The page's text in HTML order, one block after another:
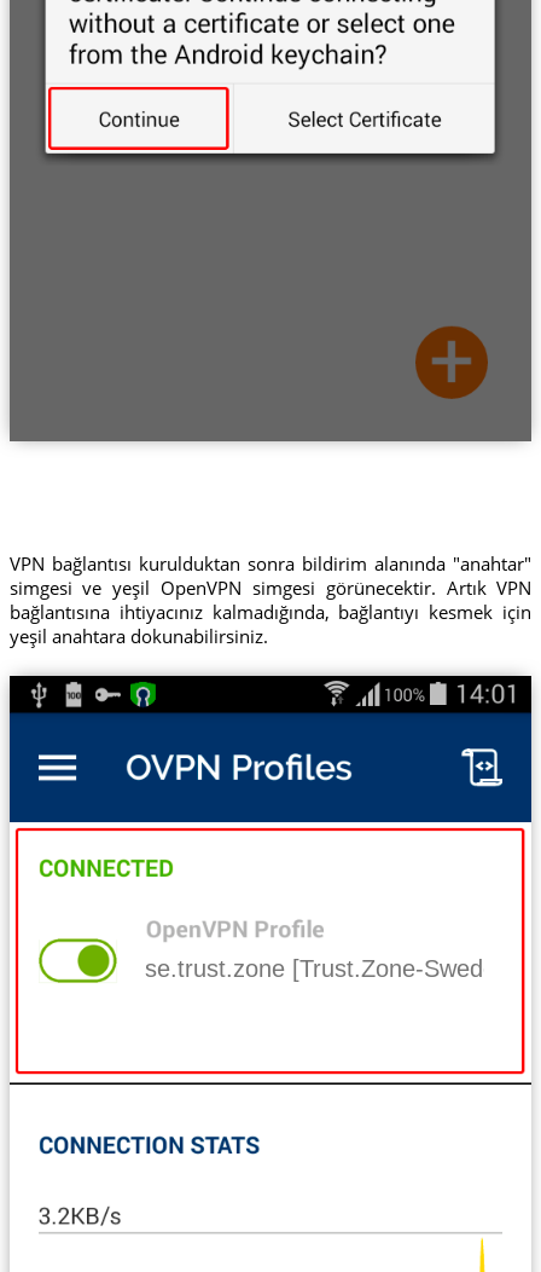
VPN bağlantısı kurulduktan sonra bildirim alanında "anahtar"
simgesi ve yeşil OpenVPN simgesi görünecektir. Artık VPN
bağlantısına ihtiyacınız kalmadığında, bağlantıyı kesmek için
yeşil anahtara dokunabilirsiniz.
se.trust.zone [Trust.Zone-Sweden]